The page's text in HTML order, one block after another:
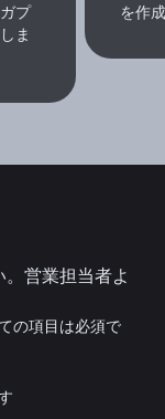
プ
ま
を作
営業担当者よ
の項目は必須で